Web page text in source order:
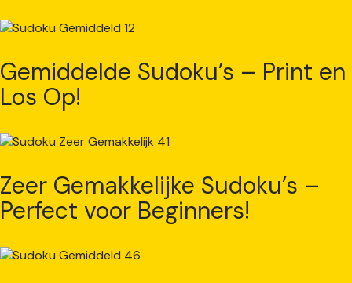
Gemiddelde Sudoku’s – Print en
Los Op!
Zeer Gemakkelijke Sudoku’s –
Perfect voor Beginners!